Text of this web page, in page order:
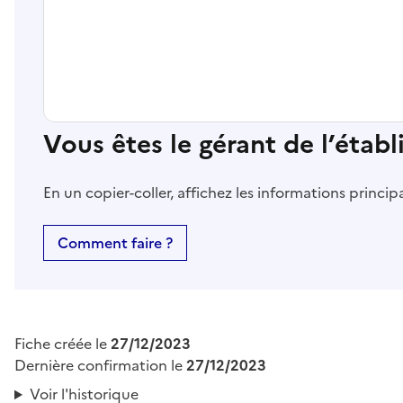
Vous êtes le gérant de
En un copier-coller, affichez les informations
Comment faire ?
Fiche créée le27/12/2023
Dernière confirmation le27/12/2023
Voir l'historique